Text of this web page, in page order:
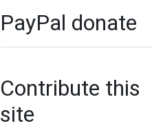
PayPal donate
Contribute this
site